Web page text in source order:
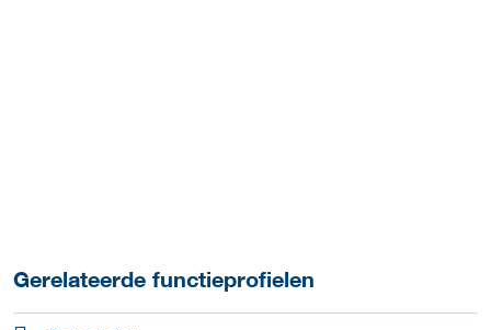
Gerelateerde functieprofielen